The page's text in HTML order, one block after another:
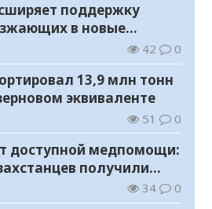
поддержку
в новые
42 0
13,9 млн тонн
эквиваленте
51 0
доступной медпомощи:
получили
услуги
34 0